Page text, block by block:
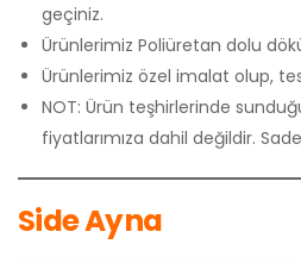
geçiniz.
Ürünlerimiz Poliüretan dolu
Ürünlerimiz özel imalat olup,
NOT: Ürün teşhirlerinde
fiyatlarımıza dahil değildir.
Side Ayna